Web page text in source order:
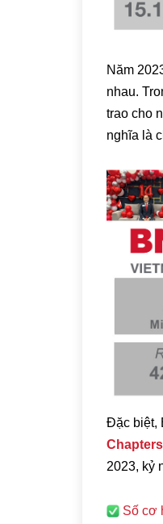
Năm
nhau.
trao cho
nghĩa là
Đặc biệt,
2023, kỷ
Số cơ